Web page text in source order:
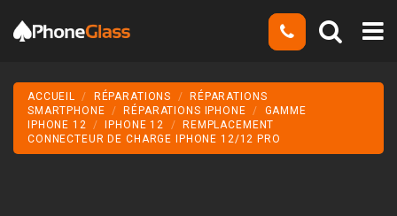
ACCUEIL RÉPARATIONS
RÉPARATIONS
SMARTPHONE
RÉPARATIONS IPHONE
GAMME
IPHONE 12
IPHONE 12
REMPLACEMENT
CONNECTEUR DE CHARGE IPHONE 12/12 PRO